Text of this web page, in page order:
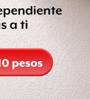
un dispositivo de
de la Ciudad de
el Sector Salud para